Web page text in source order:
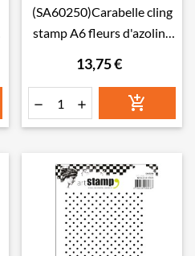
(SA60250)Carabelle cling
stamp A6 fleurs d'azoline
13,75 €
  